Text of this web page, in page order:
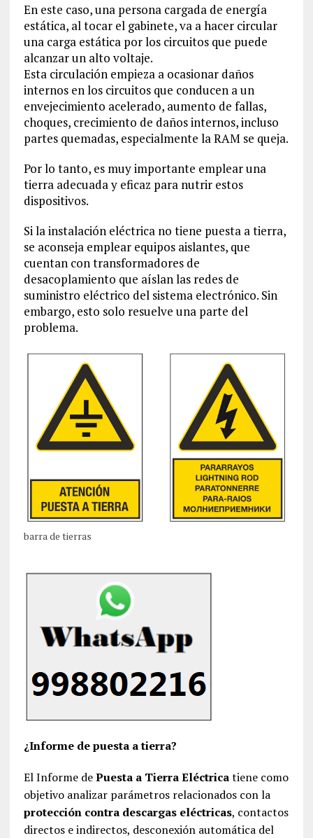
En este caso, una persona cargada de energía
estática, al tocar el gabinete, va a hacer circular
una carga estática por los circuitos que puede
alcanzar un alto voltaje.
Esta circulación empieza a ocasionar daños
internos en los circuitos que conducen a un
envejecimiento acelerado, aumento de fallas,
choques, crecimiento de daños internos, incluso
partes quemadas, especialmente la RAM se queja.
Por lo tanto, es muy importante emplear una
tierra adecuada y eficaz para nutrir estos
dispositivos.
Si la instalación eléctrica no tiene puesta a tierra,
se aconseja emplear equipos aislantes, que
cuentan con transformadores de
desacoplamiento que aíslan las redes de
suministro eléctrico del sistema electrónico. Sin
embargo, esto solo resuelve una parte del
problema.
barra de tierras
¿Informe de puesta a tierra?
El Informe dePuesta a Tierra Eléctricatiene como
objetivo analizar parámetros relacionados con la
protección contra descargas eléctricas, contactos
directos e indirectos, desconexión automática del